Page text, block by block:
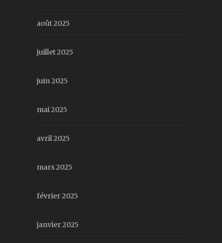
août 2025
juillet 2025
juin 2025
mai 2025
avril 2025
mars 2025
février 2025
janvier 2025